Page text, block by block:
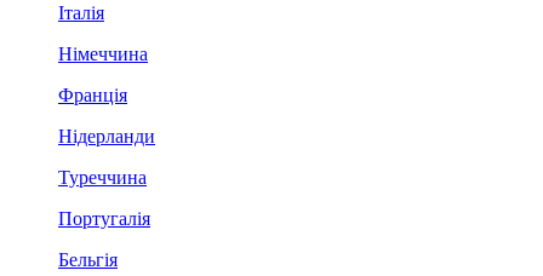
Італія
Німеччина
Франція
Нідерланди
Туреччина
Португалія
Бельгія